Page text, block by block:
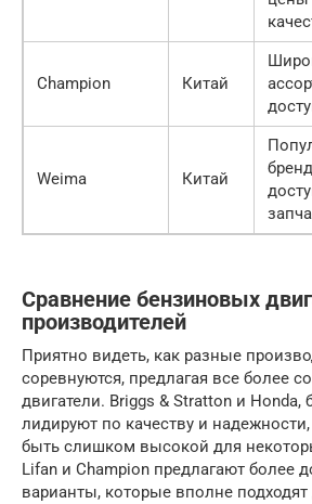
Champion Китай
Weima Китай
Сравнение бензиновых
производителей
Приятно видеть, как разные
соревнуются, предлагая все более
двигатели. Briggs & Stratton и Honda,
лидируют по качеству и
быть слишком высокой для
Lifan и Champion предлагают более
варианты, которые вполне